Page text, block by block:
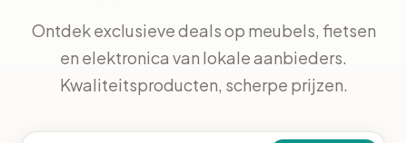
Ontdek exclusieve deals op meubels, fietsen
en elektronica van lokale aanbieders.
Kwaliteitsproducten, scherpe prijzen.